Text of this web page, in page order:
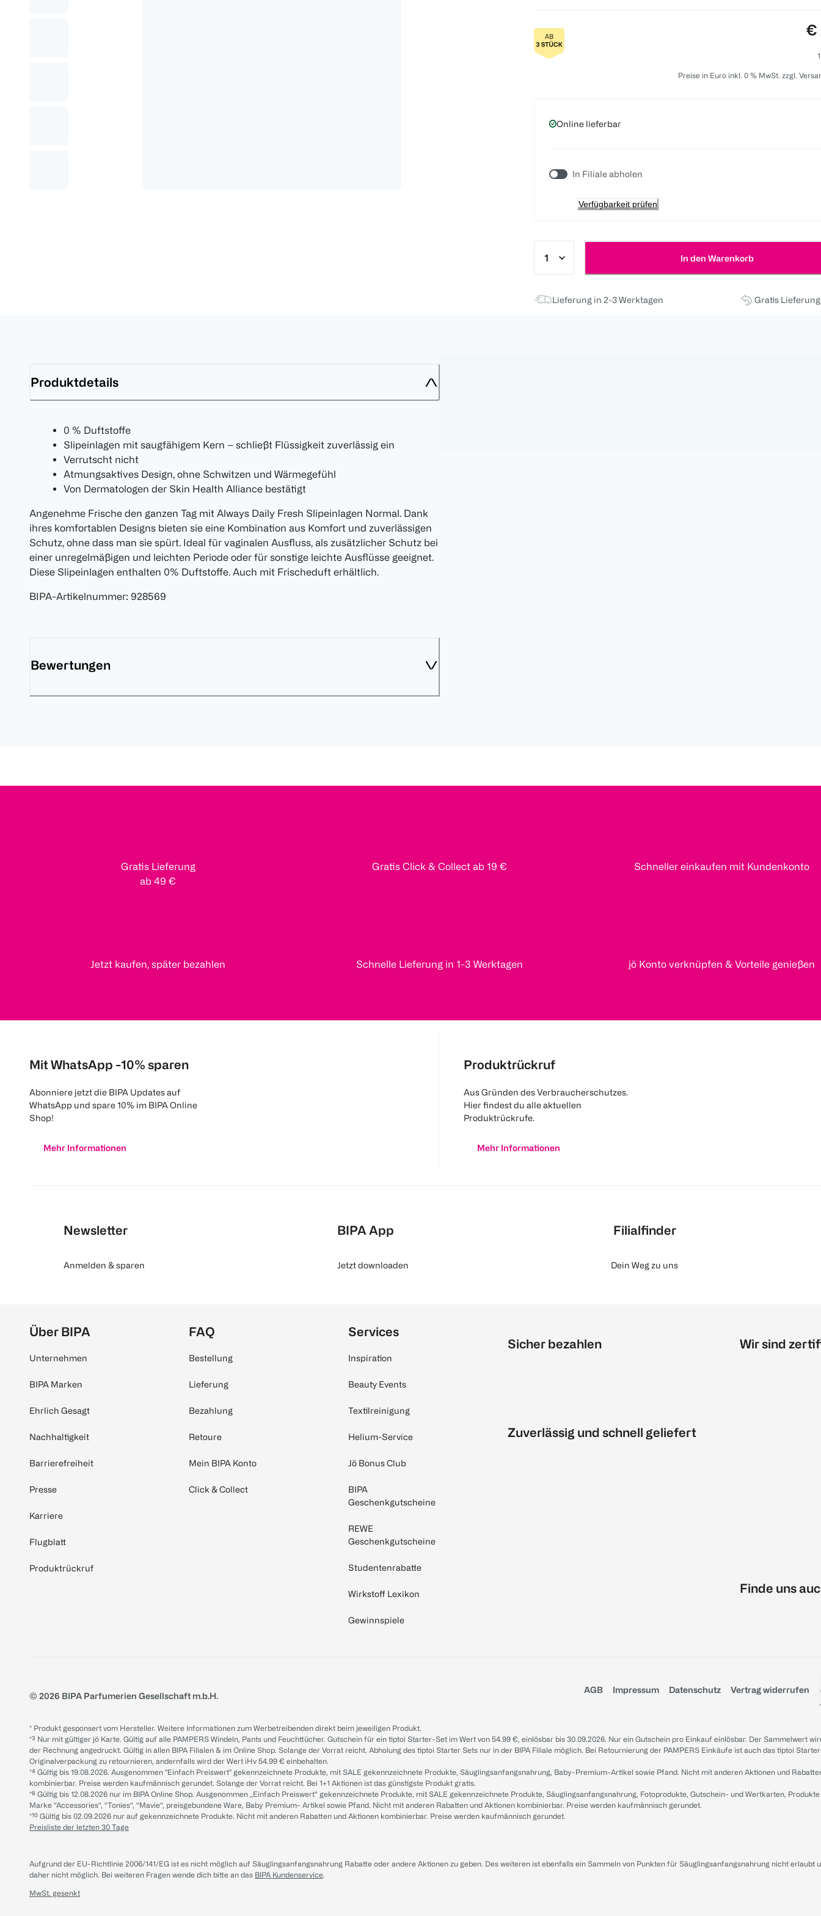
€
Preise in Euro inkl. 0 % MwSt. zzgl.
Online lieferbar
In Filiale abholen
Verfügbarkeit prüfen
In den Warenkorb
Lieferung in 2-3 Werktagen Gratis
Produktdetails
0 % Duftstoffe
Slipeinlagen mit saugfähigem Kern – schließt Flüssigkeit zuverlässig ein
Verrutscht nicht
Atmungsaktives Design, ohne Schwitzen und Wärmegefühl
Von Dermatologen der Skin Health Alliance bestätigt
Angenehme Frische den ganzen Tag mit Always Daily Fresh Slipeinlagen Normal. Dank
ihres komfortablen Designs bieten sie eine Kombination aus Komfort und zuverlässigen
Schutz, ohne dass man sie spürt. Ideal für vaginalen Ausfluss, als zusätzlicher Schutz bei
einer unregelmäßigen und leichten Periode oder für sonstige leichte Ausflüsse geeignet.
Diese Slipeinlagen enthalten 0% Duftstoffe. Auch mit Frischeduft erhältlich.
BIPA-Artikelnummer: 928569
Bewertungen
Gratis Lieferung
ab 49 €
Gratis Click & Collect ab 19 € Schneller einkaufen mit Kundenkonto
Jetzt kaufen, später bezahlen Schnelle Lieferung in 1-3 Werktagen jö Konto verknüpfen & Vorteile genießen
Mit WhatsApp -10% sparen
Abonniere jetzt die BIPA Updates auf
WhatsApp und spare 10% im BIPA Online
Shop!
Mehr Informationen
Produktrückruf
Aus Gründen des Verbraucherschutzes.
Hier findest du alle aktuellen
Produktrückrufe.
Mehr Informationen
Newsletter
Anmelden & sparen
BIPA App
Jetzt downloaden
Filialfinder
Dein Weg zu uns
Über BIPA
Unternehmen
BIPA Marken
Ehrlich Gesagt
Nachhaltigkeit
Barrierefreiheit
Presse
Karriere
Flugblatt
Produktrückruf
FAQ
Bestellung
Lieferung
Bezahlung
Retoure
Mein BIPA Konto
Click & Collect
Services
Inspiration
Beauty Events
Textilreinigung
Helium-Service
Jö Bonus Club
BIPA
Geschenkgutscheine
REWE
Geschenkgutscheine
Studentenrabatte
Wirkstoff Lexikon
Gewinnspiele
Sicher bezahlen
Zuverlässig und schnell geliefert
Wir sind
Finde uns
© 2026 BIPA Parfumerien Gesellschaft m.b.H.
AGB Impressum Datenschutz Vertrag widerrufen
* Produkt gesponsert vom Hersteller. Weitere Informationen zum Werbetreibenden direkt beim jeweiligen Produkt.
*³ Nur mit gültiger jö Karte. Gültig auf alle PAMPERS Windeln, Pants und Feuchttücher. Gutschein für ein tiptoi Starter-Set im Wert von 54.99 €, einlösbar bis 30.09.2026. Nur ein Gutschein pro Einkauf einlösbar. Der Sammelwert
der Rechnung angedruckt. Gültig in allen BIPA Filialen & im Online Shop. Solange der Vorrat reicht. Abholung des tiptoi Starter Sets nur in der BIPA Filiale möglich. Bei Retournierung der PAMPERS Einkäufe ist auch das tiptoi
Originalverpackung zu retournieren, andernfalls wird der Wert iHv 54.99 € einbehalten.
*⁴ Gültig bis 19.08.2026. Ausgenommen "Einfach Preiswert" gekennzeichnete Produkte, mit SALE gekennzeichnete Produkte, Säuglingsanfangsnahrung, Baby-Premium-Artikel sowie Pfand. Nicht mit anderen Aktionen und
kombinierbar. Preise werden kaufmännisch gerundet. Solange der Vorrat reicht. Bei 1+1 Aktionen ist das günstigste Produkt gratis.
*⁸ Gültig bis 12.08.2026 nur im BIPA Online Shop. Ausgenommen „Einfach Preiswert“ gekennzeichnete Produkte, mit SALE gekennzeichnete Produkte, Säuglingsanfangsnahrung, Fotoprodukte, Gutschein- und Wertkarten,
Marke “Accessories“, “Tonies“, “Mavie“, preisgebundene Ware, Baby Premium- Artikel sowie Pfand. Nicht mit anderen Rabatten und Aktionen kombinierbar. Preise werden kaufmännisch gerundet.
*¹⁰ Gültig bis 02.09.2026 nur auf gekennzeichnete Produkte. Nicht mit anderen Rabatten und Aktionen kombinierbar. Preise werden kaufmännisch gerundet.
Preisliste der letzten 30 Tage
Aufgrund der EU-Richtlinie 2006/141/EG ist es nicht möglich auf Säuglingsanfangsnahrung Rabatte oder andere Aktionen zu geben. Des weiteren ist ebenfalls ein Sammeln von Punkten für Säuglingsanfangsnahrung nicht erlaubt
daher nicht möglich. Bei weiteren Fragen wende dich bitte an das BIPA Kundenservice.
MwSt. gesenkt